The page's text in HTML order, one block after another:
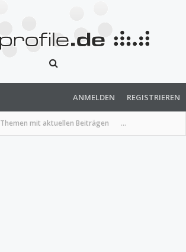
Themen mit aktuellen Beiträgen ...
ANMELDEN REGISTRIEREN